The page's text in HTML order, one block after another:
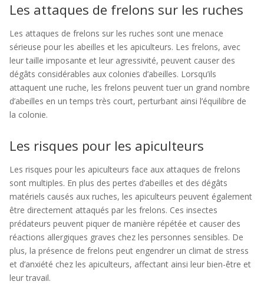
Les attaques de frelons sur les ruches
Les attaques de frelons sur les ruches sont une menace
sérieuse pour les abeilles et les apiculteurs. Les frelons, avec
leur taille imposante et leur agressivité, peuvent causer des
dégâts considérables aux colonies d’abeilles. Lorsqu’ils
attaquent une ruche, les frelons peuvent tuer un grand nombre
d’abeilles en un temps très court, perturbant ainsi l’équilibre de
la colonie.
Les risques pour les apiculteurs
Les risques pour les apiculteurs face aux attaques de frelons
sont multiples. En plus des pertes d’abeilles et des dégâts
matériels causés aux ruches, les apiculteurs peuvent également
être directement attaqués par les frelons. Ces insectes
prédateurs peuvent piquer de manière répétée et causer des
réactions allergiques graves chez les personnes sensibles. De
plus, la présence de frelons peut engendrer un climat de stress
et d’anxiété chez les apiculteurs, affectant ainsi leur bien-être et
leur travail.